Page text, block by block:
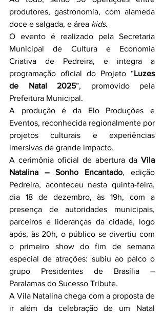
produtores, gastronomia, com alameda
doce e salgada, e área kids.
O evento é realizado pela Secretaria
Municipal de Cultura e Economia
Criativa de Pedreira, e integra a
programação oficial do Projeto “Luzes
de Natal 2025”, promovido pela
Prefeitura Municipal.
A produção é da Elo Produções e
Eventos, reconhecida regionalmente por
projetos culturais e experiências
imersivas de grande impacto.
A cerimônia oficial de abertura da Vila
Natalina – Sonho Encantado, edição
Pedreira, aconteceu nesta quinta-feira,
dia 18 de dezembro, às 19h, com a
presença de autoridades municipais,
parceiros e lideranças da cidade, logo
após, às 20h, o público se divertiu com
o primeiro show do fim de semana
especial de atrações: subiu ao palco o
grupo Presidentes de Brasília –
Paralamas do Sucesso Tribute.
A Vila Natalina chega com a proposta de
ir além da celebração de um Natal